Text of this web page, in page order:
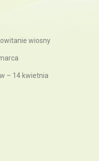
wiosny
– 14 kwietnia